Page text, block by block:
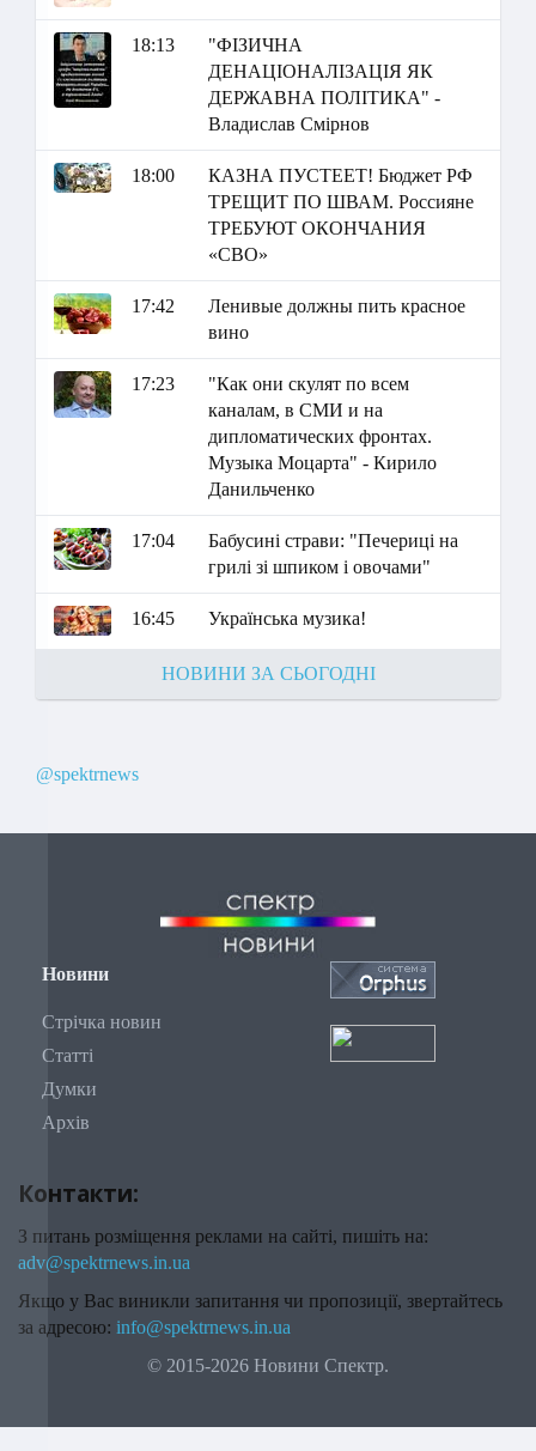
18:13
"ФІЗИЧНА
ДЕНАЦІОНАЛІЗАЦІЯ ЯК
ДЕРЖАВНА ПОЛІТИКА" -
Владислав Смірнов
18:00
КАЗНА ПУСТЕЕТ! Бюджет РФ
ТРЕЩИТ ПО ШВАМ. Россияне
ТРЕБУЮТ ОКОНЧАНИЯ
«СВО»
17:42
Ленивые должны пить красное
вино
17:23
"Как они скулят по всем
каналам, в СМИ и на
дипломатических фронтах.
Музыка Моцарта" - Кирило
Данильченко
17:04
Бабусині страви: "Печериці на
грилі зі шпиком і овочами"
16:45 Українська музика!
НОВИНИ ЗА СЬОГОДНІ
@spektrnews
Новини
Стрічка новин
Статті
Думки
Архів
Контакти:
З питань розміщення реклами на сайті, пишіть на:
adv@spektrnews.in.ua
Якщо у Вас виникли запитання чи пропозиції, звертайтесь
за адресою: info@spektrnews.in.ua
© 2015-2026 Новини Спектр.